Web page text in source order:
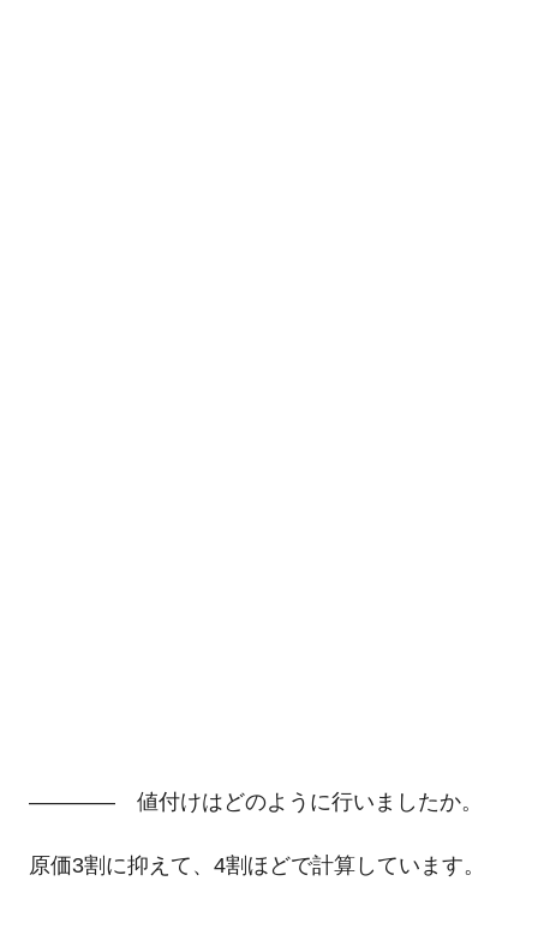
―――― 値付けはどのように行いましたか。
原価3割に抑えて、4割ほどで計算しています。